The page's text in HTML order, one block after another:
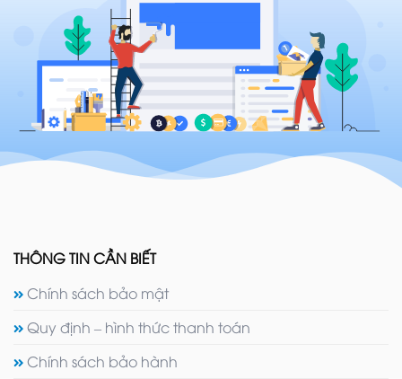
THÔNG TIN CẦN BIẾT
Chính sách bảo mật
Quy định – hình thức thanh toán
Chính sách bảo hành